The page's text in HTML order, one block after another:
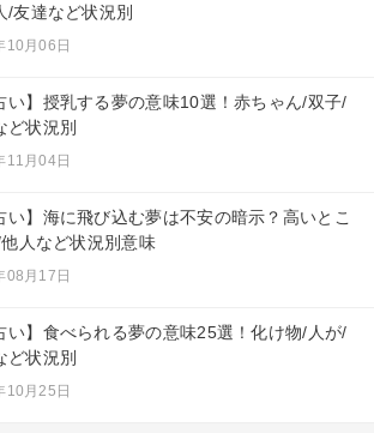
/友達など状況別
10月06日
い】授乳する夢の意味10選！赤ちゃん/双子/
ど状況別
11月04日
い】海に飛び込む夢は不安の暗示？高いとこ
人など状況別意味
08月17日
い】食べられる夢の意味25選！化け物/人が/
ど状況別
10月25日